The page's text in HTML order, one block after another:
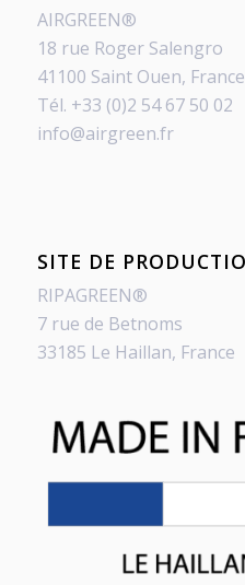
AIRGREEN®
18 rue Roger Salengro
41100 Saint Ouen, France
Tél. +33 (0)2 54 67 50 02
info@airgreen.fr
SITE DE
RIPAGREEN®
7 rue de Betnoms
33185 Le Haillan, France